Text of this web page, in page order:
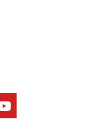
Y
o
u